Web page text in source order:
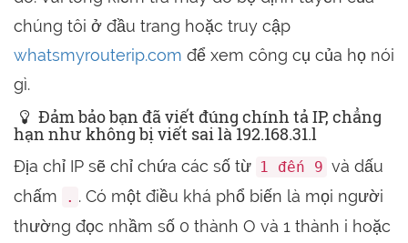
chúng tôi ở đầu trang hoặc truy cập
whatsmyrouterip.com để xem công cụ của họ nói
gì.
Đảm bảo bạn đã viết đúng chính tả IP, chẳng
hạn như không bị viết sai là 192.168.31.l
Địa chỉ IP sẽ chỉ chứa các số từ 1 đến 9 và dấu
chấm
. . Có một điều khá phổ biến là mọi người
thường đọc nhầm số 0 thành O và 1 thành i hoặc